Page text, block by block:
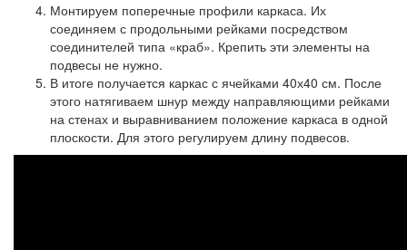
Монтируем поперечные профили каркаса. Их
соединяем с продольными рейками посредством
соединителей типа «краб». Крепить эти элементы на
подвесы не нужно.
В итоге получается каркас с ячейками 40х40 см. После
этого натягиваем шнур между направляющими рейками
на стенах и выравниванием положение каркаса в одной
плоскости. Для этого регулируем длину подвесов.